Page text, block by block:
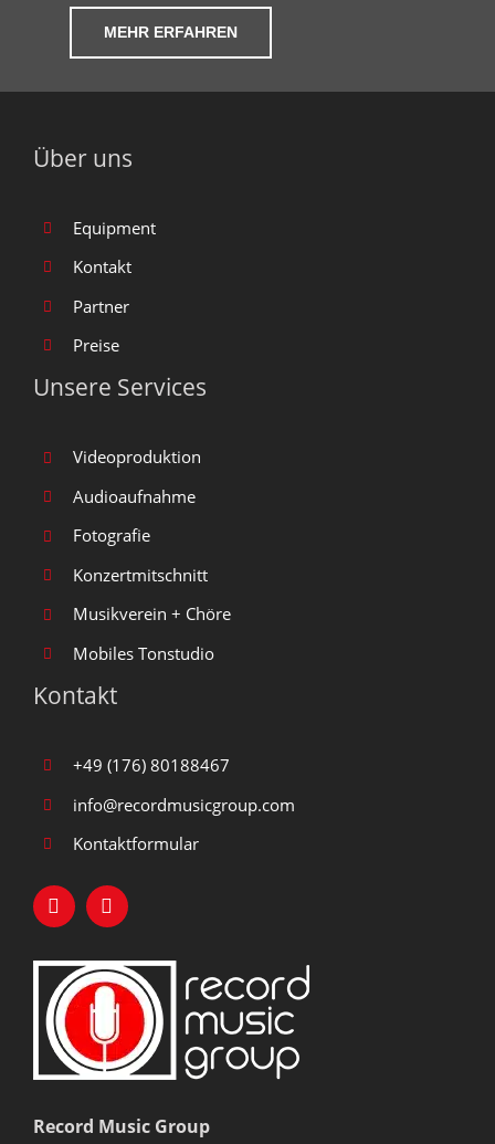
MEHR ERFAHREN
Über uns
Equipment
Kontakt
Partner
Preise
Unsere Services
Videoproduktion
Audioaufnahme
Fotografie
Konzertmitschnitt
Musikverein + Chöre
Mobiles Tonstudio
Kontakt
+49 (176) 80188467
info@recordmusicgroup.com
Kontaktformular
Record Music Group